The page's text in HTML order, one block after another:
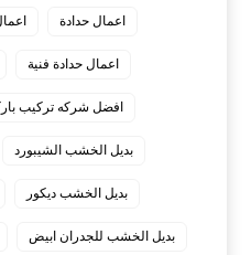
اعمال حدادة
اعمال حدادة فنية
افضل شركه تركيب
بديل الخشب الشيبورد
بديل الخشب ديكور
بديل الخشب للجدران ابيض